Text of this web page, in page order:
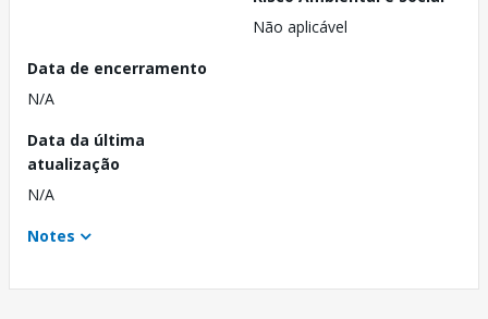
Não aplicável
Data de encerramento
N/A
Data da última
atualização
N/A
Notes